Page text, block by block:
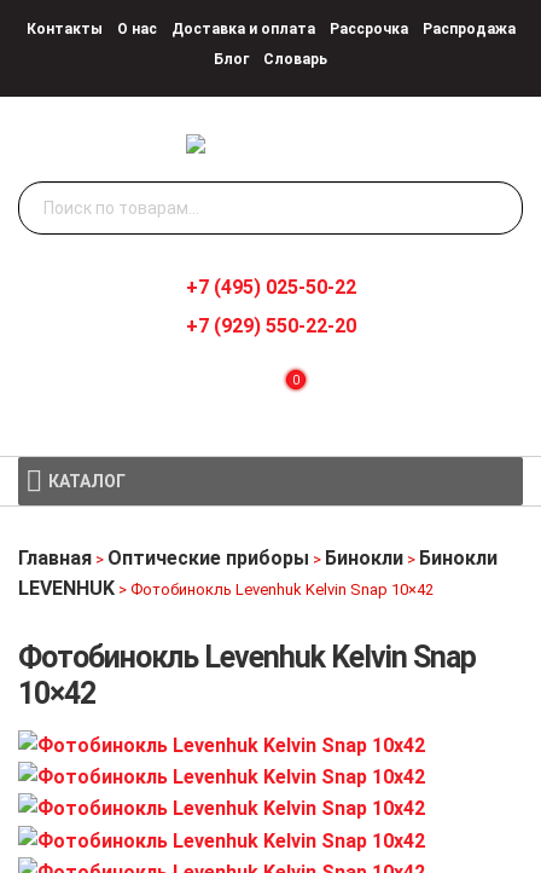
Контакты О нас Доставка и оплата Рассрочка
Распродажа
Блог
Словарь
Искать:
0
+7 (495) 025-50-22
+7 (929) 550-22-20
КАТАЛОГ
Главная > Оптические приборы > Бинокли > Бинокли
LEVENHUK > Фотобинокль Levenhuk Kelvin Snap 10×42
Фотобинокль Levenhuk Kelvin Snap
10×42